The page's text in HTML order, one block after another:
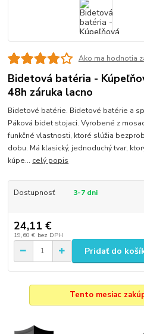
Ako ma hodnotia
Bidetová batéria -
48h záruka lacno
Bidetové batérie. Bidetové batérie a
Páková bidet stojaci. Vyrobené z
funkčné vlastnosti, ktoré slúžia
dobu. Má klasický, jednoduchý tvar,
kúpe... celý popis
Dostupnosť 3-7 dni
24,11 €
19,60 € bez DPH
Pridať do
Tento mesiac